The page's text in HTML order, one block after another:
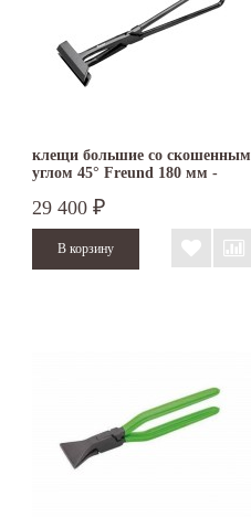
клещи большие со скошенным
углом 45° Freund 180 мм -
29 400 ₽